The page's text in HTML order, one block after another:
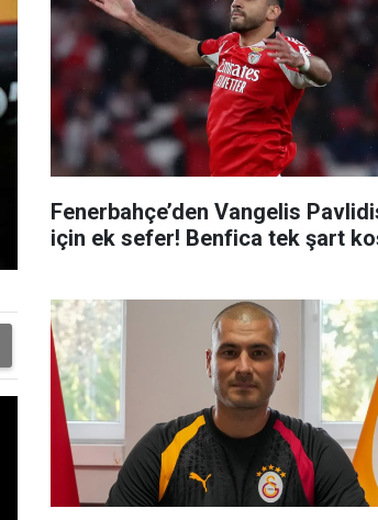
Fenerbahçe’den Vangelis
için ek sefer! Benfica tek şart